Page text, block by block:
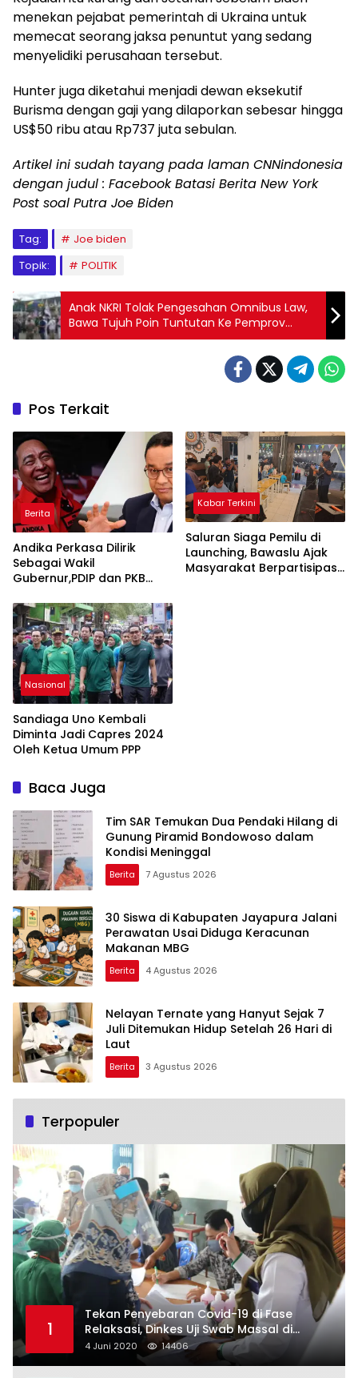
menekan pejabat pemerintah di Ukraina untuk
memecat seorang jaksa penuntut yang sedang
menyelidiki perusahaan tersebut.
Hunter juga diketahui menjadi dewan eksekutif
Burisma dengan gaji yang dilaporkan sebesar hingga
US$50 ribu atau Rp737 juta sebulan.
Artikel ini sudah tayang pada laman CNNindonesia
dengan judul : Facebook Batasi Berita New York
Post soal Putra Joe Biden
Tag:
Joe biden
Topik:
POLITIK
Anak NKRI Tolak Pengesahan Omnibus Law,
Bawa Tujuh Poin Tuntutan Ke Pemprov
Kaltim, Minta Presiden Mudur
Pos Terkait
Berita
Andika Perkasa Dilirik
Sebagai Wakil
Gubernur,PDIP dan PKB
Jakarta
Kabar Terkini
Saluran Siaga Pemilu di
Launching, Bawaslu Ajak
Masyarakat Berpartisipasi
Nasional
Sandiaga Uno Kembali
Diminta Jadi Capres 2024
Oleh Ketua Umum PPP
Baca Juga
Tim SAR Temukan Dua Pendaki Hilang di
Gunung Piramid Bondowoso dalam
Kondisi Meninggal
Berita 7 Agustus 2026
30 Siswa di Kabupaten Jayapura Jalani
Perawatan Usai Diduga Keracunan
Makanan MBG
Berita 4 Agustus 2026
Nelayan Ternate yang Hanyut Sejak 7
Juli Ditemukan Hidup Setelah 26 Hari di
Laut
Berita 3 Agustus 2026
Terpopuler
1
Tekan Penyebaran Covid-19 di Fase
Relaksasi, Dinkes Uji Swab Massal di
Pelabuhan Samarinda
4 Juni 2020 14406